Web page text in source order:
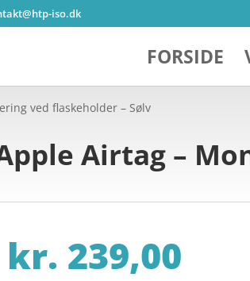
iso.dk
FORSIDE
ved flaskeholder – Sølv
Airtag –
kr. 239,00